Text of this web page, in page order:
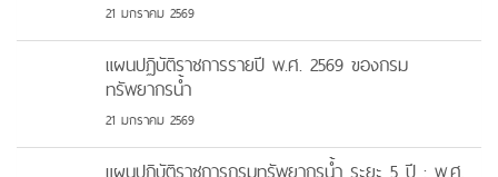
21 มกราคม 2569
แผนปฏิบัติราชการรายปี พ.ศ. 2569 ของกรม
ทรัพยากรน้ำ
21 มกราคม 2569